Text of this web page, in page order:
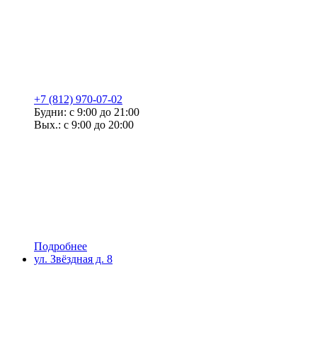
+7 (812) 970-07-02
Будни: с 9:00 до 21:00
Вых.: с 9:00 до 20:00
Подробнее
ул. Звёздная д. 8